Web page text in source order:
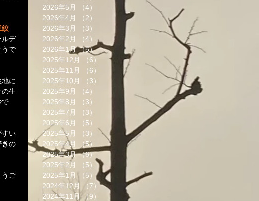
絞
ルデ
うで
に
生
で
い
の
ご
2026年5月
（4）
2026年4月
（2）
2件の記事
2026年3月
（3）
3件の記事
2026年2月
（4）
4件の記事
2026年1月 （5）5件の記事
2025年12月
（6）
6件の記事
2025年11月
（6）
6件の記事
2025年10月
（3）
2025年9月
（4）
2025年8月
（3）
3件の記事
2025年7月
（3）
2025年6月
（5）
5件の記事
2025年5月
（3）
3件の記事
2025年4月
（5）
5件の記事
2025年3月 （6）6件の記事
2025年2月
（5） 5件の記事
2025年1月
（5）5件の記事
2024年12月
（7）7件の記事
2024年11月 （9）
9件の記事